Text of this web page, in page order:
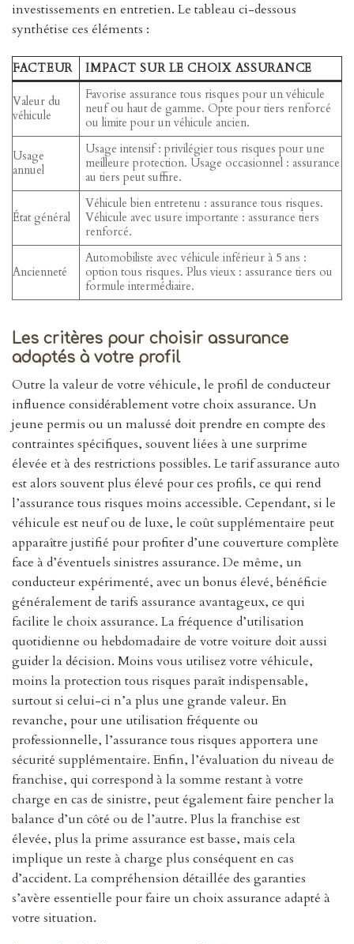
investissements en entretien. Le tableau ci-dessous
synthétise ces éléments :
FACTEUR IMPACT SUR LE CHOIX ASSURANCE
Valeur du
véhicule
Favorise assurance tous risques pour un véhicule
neuf ou haut de gamme. Opte pour tiers renforcé
ou limite pour un véhicule ancien.
Usage
annuel
Usage intensif : privilégier tous risques pour une
meilleure protection. Usage occasionnel : assurance
au tiers peut suffire.
État général
Véhicule bien entretenu : assurance tous risques.
Véhicule avec usure importante : assurance tiers
renforcé.
Ancienneté
Automobiliste avec véhicule inférieur à 5 ans :
option tous risques. Plus vieux : assurance tiers ou
formule intermédiaire.
Les critères pour choisir assurance
adaptés à votre profil
Outre la valeur de votre véhicule, le profil de conducteur
influence considérablement votre choix assurance. Un
jeune permis ou un malussé doit prendre en compte des
contraintes spécifiques, souvent liées à une surprime
élevée et à des restrictions possibles. Le tarif assurance auto
est alors souvent plus élevé pour ces profils, ce qui rend
l’assurance tous risques moins accessible. Cependant, si le
véhicule est neuf ou de luxe, le coût supplémentaire peut
apparaître justifié pour profiter d’une couverture complète
face à d’éventuels sinistres assurance. De même, un
conducteur expérimenté, avec un bonus élevé, bénéficie
généralement de tarifs assurance avantageux, ce qui
facilite le choix assurance. La fréquence d’utilisation
quotidienne ou hebdomadaire de votre voiture doit aussi
guider la décision. Moins vous utilisez votre véhicule,
moins la protection tous risques paraît indispensable,
surtout si celui-ci n’a plus une grande valeur. En
revanche, pour une utilisation fréquente ou
professionnelle, l’assurance tous risques apportera une
sécurité supplémentaire. Enfin, l’évaluation du niveau de
franchise, qui correspond à la somme restant à votre
charge en cas de sinistre, peut également faire pencher la
balance d’un côté ou de l’autre. Plus la franchise est
élevée, plus la prime assurance est basse, mais cela
implique un reste à charge plus conséquent en cas
d’accident. La compréhension détaillée des garanties
s’avère essentielle pour faire un choix assurance adapté à
votre situation.